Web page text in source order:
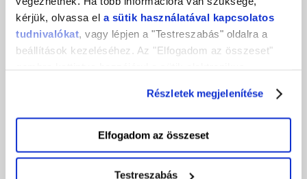
kérjük, olvassa el a sütik használatával kapcsolatos
tudnivalókat, vagy lépjen a "Testreszabás" oldalra a
beállítások kezeléséhez. Az "Elfogadom az összeset"
nyomva csak a szükséges sütik tárolását fogadja el.
Részletek megjelenítése
Elfogadom az összeset
Testreszabás
2026. augusztus
2026. július
2026. június
2026. március
2026. február